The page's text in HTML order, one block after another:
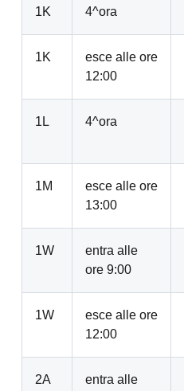
1K 4^ora
1K
esce alle ore
12:00
1L 4^ora
1M
esce alle ore
13:00
1W
entra alle
ore 9:00
1W
esce alle ore
12:00
2A
entra alle